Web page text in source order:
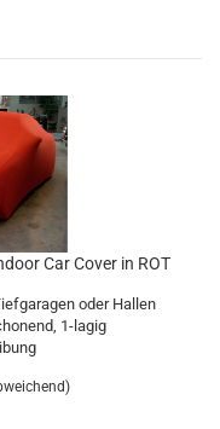
Car Cover in ROT
oder Hallen
1-lagig